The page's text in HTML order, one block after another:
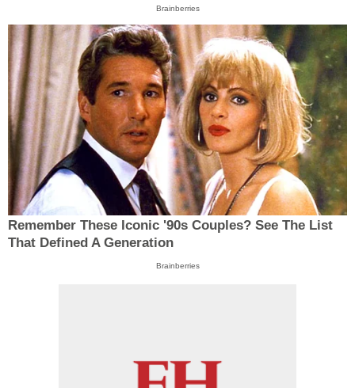
Brainberries
Remember These Iconic '90s Couples? See The List
That Defined A Generation
Brainberries